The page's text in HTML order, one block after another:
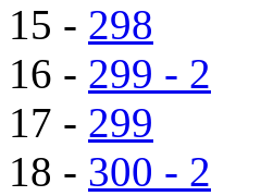
15 - 298
16 - 299 - 2
17 - 299
18 - 300 - 2